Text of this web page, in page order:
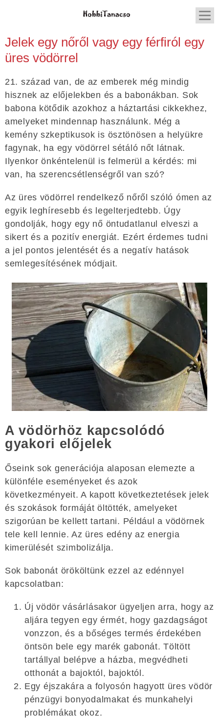
Jelek egy nőről vagy egy férfiról egy
üres vödörrel
21. század van, de az emberek még mindig
hisznek az előjelekben és a babonákban. Sok
babona kötődik azokhoz a háztartási cikkekhez,
amelyeket mindennap használunk. Még a
kemény szkeptikusok is ösztönösen a helyükre
fagynak, ha egy vödörrel sétáló nőt látnak.
Ilyenkor önkéntelenül is felmerül a kérdés: mi
van, ha szerencsétlenségről van szó?
Az üres vödörrel rendelkező nőről szóló ómen az
egyik leghíresebb és legelterjedtebb. Úgy
gondolják, hogy egy nő öntudatlanul elveszi a
sikert és a pozitív energiát. Ezért érdemes tudni
a jel pontos jelentését és a negatív hatások
semlegesítésének módjait.
A vödörhöz kapcsolódó
gyakori előjelek
Őseink sok generációja alaposan elemezte a
különféle eseményeket és azok
következményeit. A kapott következtetések jelek
és szokások formáját öltötték, amelyeket
szigorúan be kellett tartani. Például a vödörnek
tele kell lennie. Az üres edény az energia
kimerülését szimbolizálja.
Sok babonát örököltünk ezzel az edénnyel
kapcsolatban:
Új vödör vásárlásakor ügyeljen arra, hogy az
aljára tegyen egy érmét, hogy gazdagságot
vonzzon, és a bőséges termés érdekében
öntsön bele egy marék gabonát. Töltött
tartállyal belépve a házba, megvédheti
otthonát a bajoktól, bajoktól.
Egy éjszakára a folyosón hagyott üres vödör
pénzügyi bonyodalmakat és munkahelyi
problémákat okoz.